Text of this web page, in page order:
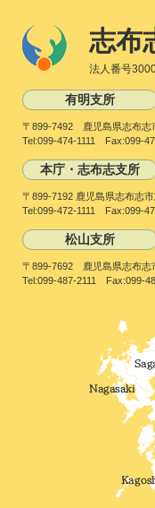
志布
法人番号
有明支所
〒899-7492 鹿児島県志布志
Tel:099-474-1111 Fax:099-
本庁・志布志支所
〒899-7192 鹿児島県志布志
Tel:099-472-1111 Fax:099-
松山支所
〒899-7692 鹿児島県志布志
Tel:099-487-2111 Fax:099-